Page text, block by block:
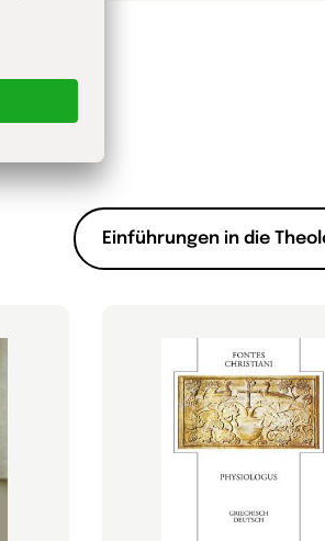
Einführungen in die